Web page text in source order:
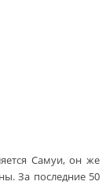
Самуи, он же
За последние 50